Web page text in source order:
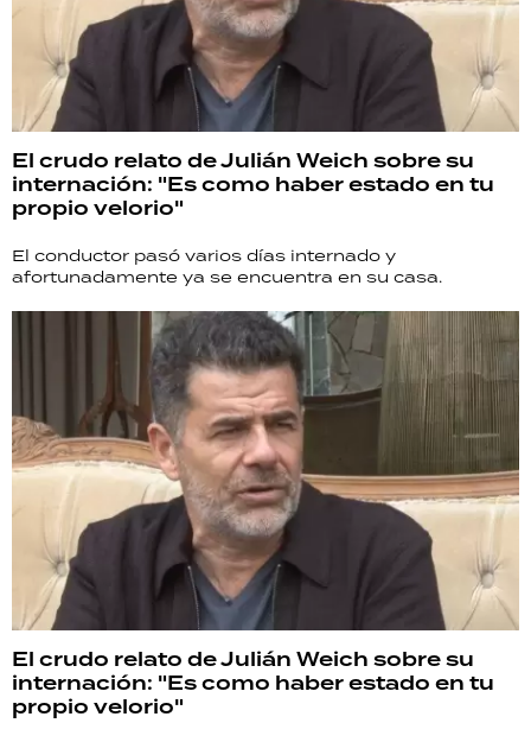
El crudo relato de Julián Weich sobre su
internación: "Es como haber estado en tu
propio velorio"
El conductor pasó varios días internado y
afortunadamente ya se encuentra en su casa.
El crudo relato de Julián Weich sobre su
internación: "Es como haber estado en tu
propio velorio"